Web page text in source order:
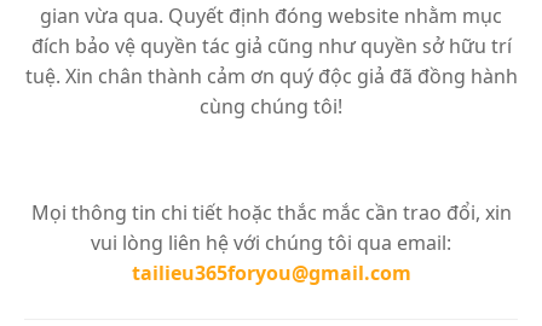
gian vừa qua. Quyết định đóng website nhằm mục
đích bảo vệ quyền tác giả cũng như quyền sở hữu trí
tuệ. Xin chân thành cảm ơn quý độc giả đã đồng hành
cùng chúng tôi!
Mọi thông tin chi tiết hoặc thắc mắc cần trao đổi, xin
vui lòng liên hệ với chúng tôi qua email:
tailieu365foryou@gmail.com